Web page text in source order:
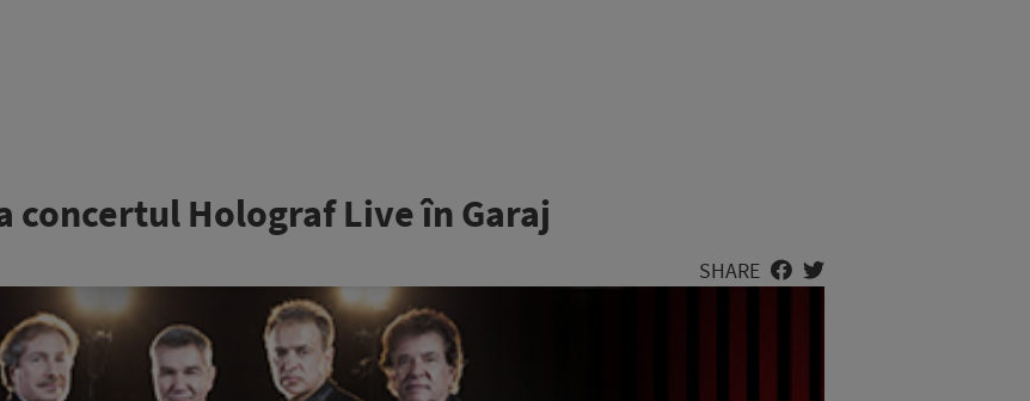
concertul Holograf Live în Garaj
SHARE